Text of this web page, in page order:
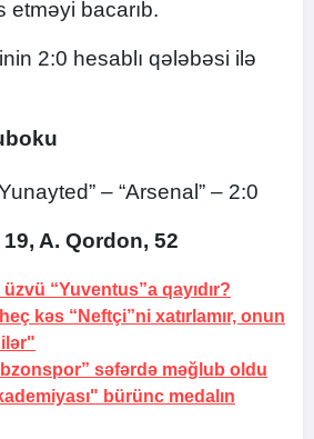
etməyi bacarıb.
2:0 hesablı qələbəsi ilə
– “Arsenal” – 2:0
A. Qordon, 52
“Yuventus”a qayıdır?
kəs “Neftçi”ni xatırlamır, onun
səfərdə məğlub oldu
bürünc medalın